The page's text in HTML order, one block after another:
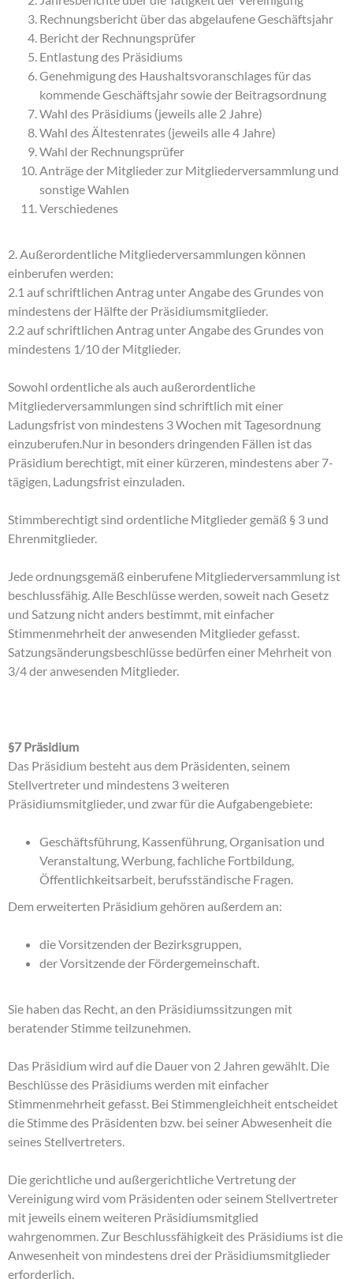
Rechnungsbericht über das abgelaufene Geschäftsjahr
Bericht der Rechnungsprüfer
Entlastung des Präsidiums
Genehmigung des Haushaltsvoranschlages für das
kommende Geschäftsjahr sowie der Beitragsordnung
Wahl des Präsidiums (jeweils alle 2 Jahre)
Wahl des Ältestenrates (jeweils alle 4 Jahre)
Wahl der Rechnungsprüfer
Anträge der Mitglieder zur Mitgliederversammlung und
sonstige Wahlen
Verschiedenes
2. Außerordentliche Mitgliederversammlungen können
einberufen werden:
2.1 auf schriftlichen Antrag unter Angabe des Grundes von
mindestens der Hälfte der Präsidiumsmitglieder.
2.2 auf schriftlichen Antrag unter Angabe des Grundes von
mindestens 1/10 der Mitglieder.
Sowohl ordentliche als auch außerordentliche
Mitgliederversammlungen sind schriftlich mit einer
Ladungsfrist von mindestens 3 Wochen mit Tagesordnung
einzuberufen.Nur in besonders dringenden Fällen ist das
Präsidium berechtigt, mit einer kürzeren, mindestens aber 7-
tägigen, Ladungsfrist einzuladen.
Stimmberechtigt sind ordentliche Mitglieder gemäß § 3 und
Ehrenmitglieder.
Jede ordnungsgemäß einberufene Mitgliederversammlung ist
beschlussfähig. Alle Beschlüsse werden, soweit nach Gesetz
und Satzung nicht anders bestimmt, mit einfacher
Stimmenmehrheit der anwesenden Mitglieder gefasst.
Satzungsänderungsbeschlüsse bedürfen einer Mehrheit von
3/4 der anwesenden Mitglieder.
§7 Präsidium
Das Präsidium besteht aus dem Präsidenten, seinem
Stellvertreter und mindestens 3 weiteren
Präsidiumsmitglieder, und zwar für die Aufgabengebiete:
Geschäftsführung, Kassenführung, Organisation und
Veranstaltung, Werbung, fachliche Fortbildung,
Öffentlichkeitsarbeit, berufsständische Fragen.
Dem erweiterten Präsidium gehören außerdem an:
die Vorsitzenden der Bezirksgruppen,
der Vorsitzende der Fördergemeinschaft.
Sie haben das Recht, an den Präsidiumssitzungen mit
beratender Stimme teilzunehmen.
Das Präsidium wird auf die Dauer von 2 Jahren gewählt. Die
Beschlüsse des Präsidiums werden mit einfacher
Stimmenmehrheit gefasst. Bei Stimmengleichheit entscheidet
die Stimme des Präsidenten bzw. bei seiner Abwesenheit die
seines Stellvertreters.
Die gerichtliche und außergerichtliche Vertretung der
Vereinigung wird vom Präsidenten oder seinem Stellvertreter
mit jeweils einem weiteren Präsidiumsmitglied
wahrgenommen. Zur Beschlussfähigkeit des Präsidiums ist die
Anwesenheit von mindestens drei der Präsidiumsmitglieder
erforderlich.